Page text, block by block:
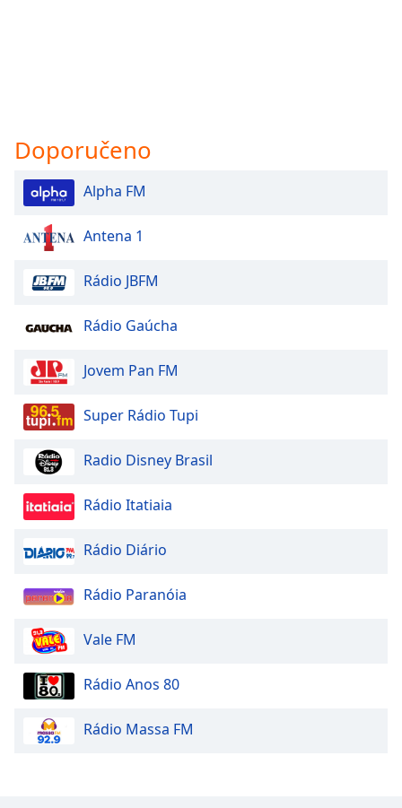
Doporučeno
Alpha FM
Antena 1
Rádio JBFM
Rádio Gaúcha
Jovem Pan FM
Super Rádio Tupi
Radio Disney Brasil
Rádio Itatiaia
Rádio Diário
Rádio Paranóia
Vale FM
Rádio Anos 80
Rádio Massa FM